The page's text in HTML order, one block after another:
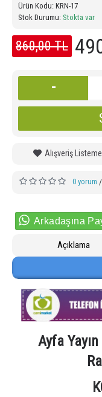
Ürün Kodu: KRN-17
Stok Durumu: Stokta var
860,00 TL
-
Alışveriş
0 yorum /
Arkadaşına
Açıklama
Ayfa